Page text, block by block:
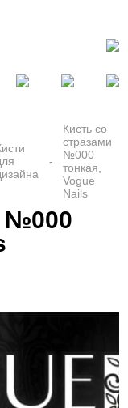
Кисть со
стразами
№000
тонкая,
Vogue
Nails
№000